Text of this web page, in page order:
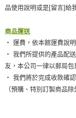
品使用說明或是[留言]給
商品運送
‧ 運費，依本館運費說明
‧ 我們所提供的產品配
友，本公司一律以郵局
‧ 我們將於完成收款確
（預購、特別訂製商品除